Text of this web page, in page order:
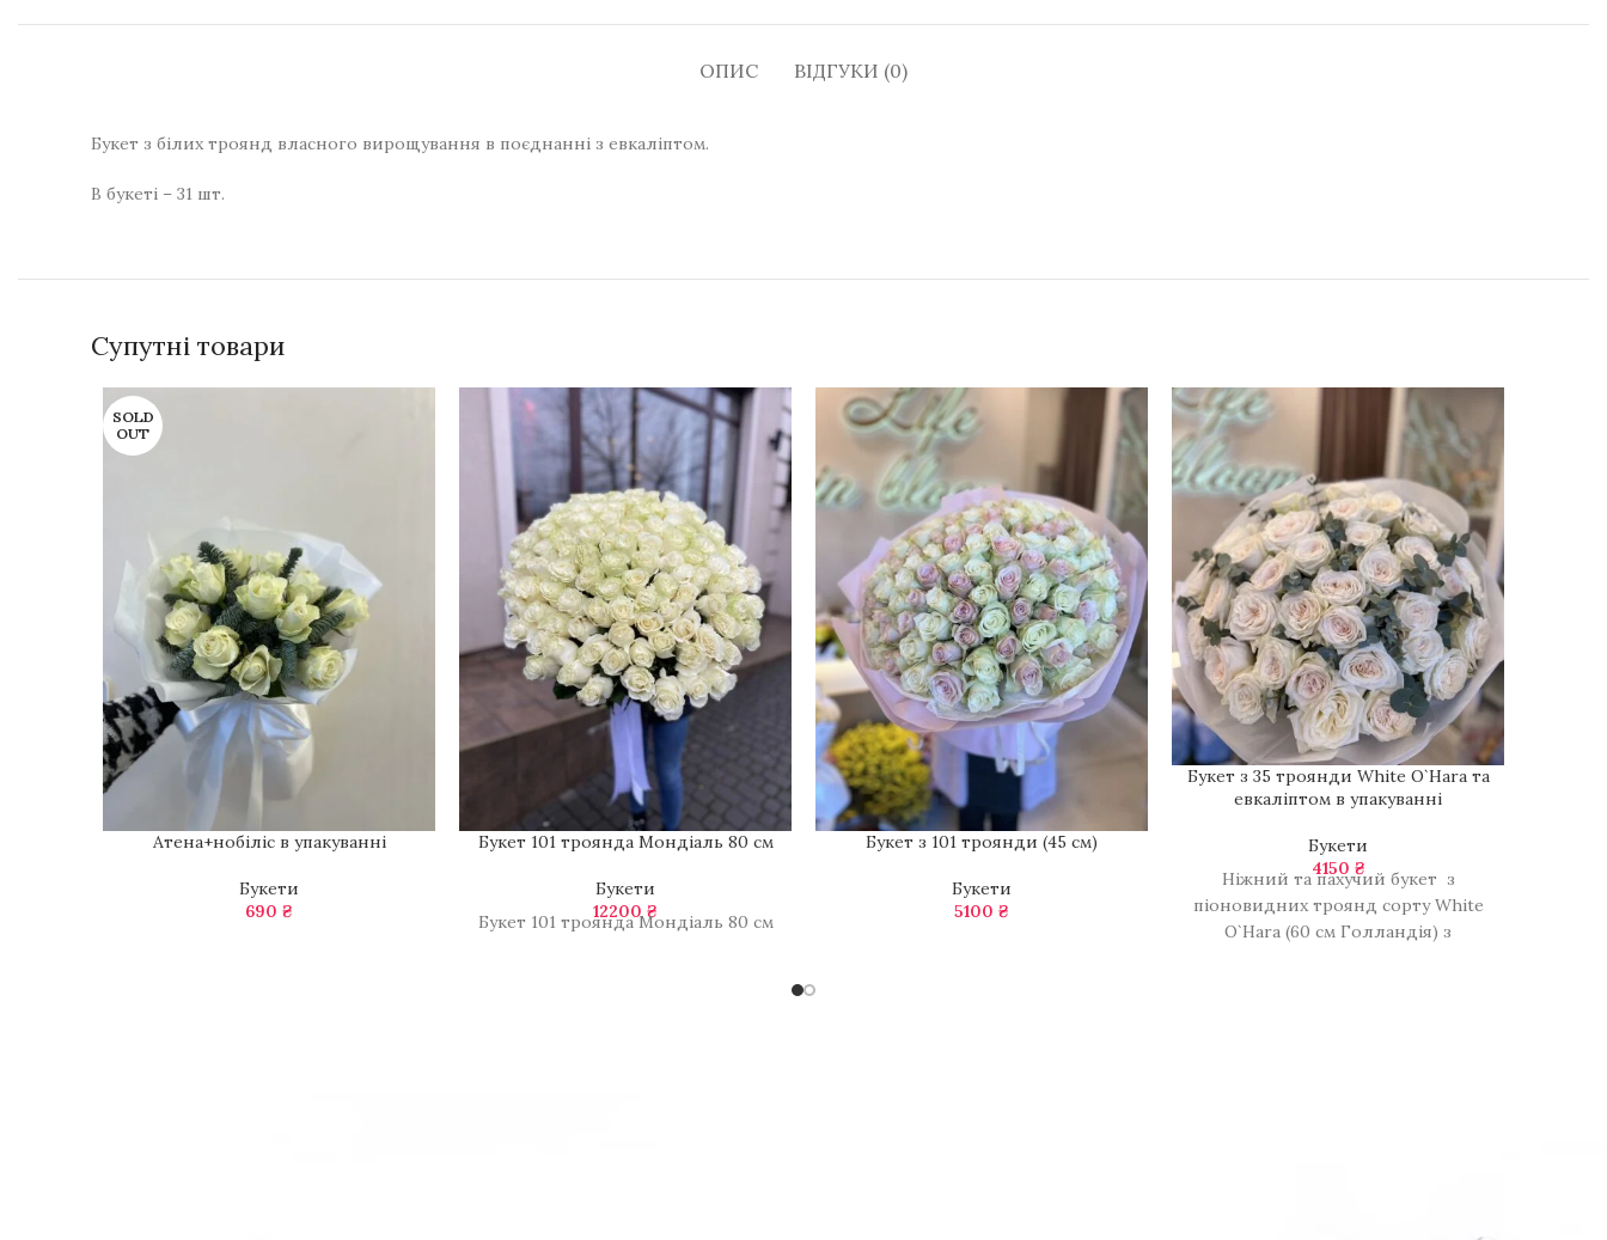
ОПИС ВІДГУКИ (0)
Букет з білих троянд власного вирощування в поєднанні з евкаліптом.
В букеті – 31 шт.
Супутні товари
SOLD
OUT
Атена+нобіліс в упакуванні
Букети
690 ₴
Букет 101 троянда Мондіаль 80 см
Букети
12200₴
Букет 101 троянда Мондіаль 80 см
Букет з 101 троянди (45 см)
Букети
5100 ₴
Букет з 35 троянди White O`Hara та
евкаліптом в упакуванні
Букети
4150 ₴
Ніжний та пахучий букет з
піоновидних троянд сорту White
O`Hara (60 см Голландія) з